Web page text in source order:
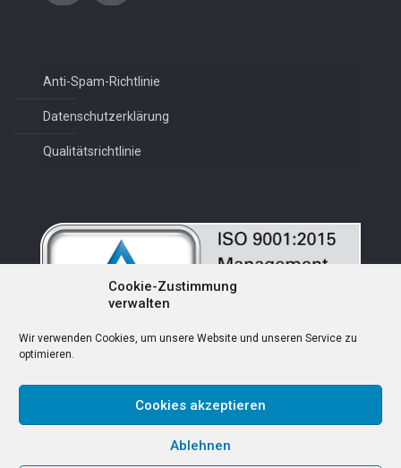
Cookie-Zustimmung
verwalten
Wir verwenden Cookies, um unsere Website und unseren Service zu
optimieren.
Cookies akzeptieren
Ablehnen
Anti-Spam-Richtlinie
Datenschutzerklärung
Qualitätsrichtlinie
Deutsch